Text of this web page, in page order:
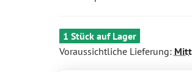
1 Stück auf Lager
Voraussichtliche Lieferung: